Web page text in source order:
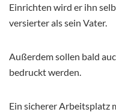
Einrichten wird er ihn
versierter als sein Vater.
Außerdem sollen bald
bedruckt werden.
Ein sicherer Arbeitsplatz